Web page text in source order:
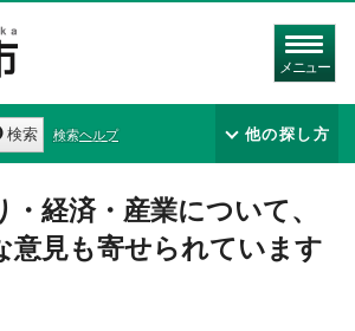
メニュー
検索 検索ヘルプ 他の探し方
・経済・産業について、
意見も寄せられています